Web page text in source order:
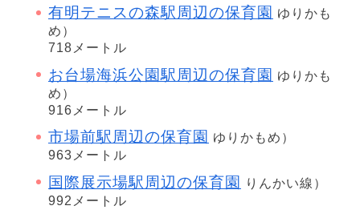
有明テニスの森駅周辺の保育園 ゆりかも
め）
718メートル
お台場海浜公園駅周辺の保育園 ゆりかも
め）
916メートル
市場前駅周辺の保育園 ゆりかもめ）
963メートル
国際展示場駅周辺の保育園
りんかい線）
992メートル